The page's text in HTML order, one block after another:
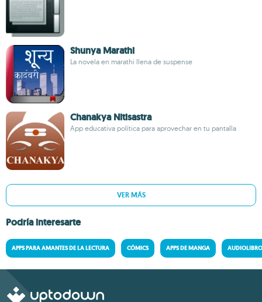
Shunya Marathi
La novela en marathi llena de suspense
Chanakya Nitisastra
App educativa política para aprovechar en tu pantalla
VER MÁS
Podría interesarte
APPS PARA AMANTES DE LA LECTURA CÓMICS APPS DE MANGA